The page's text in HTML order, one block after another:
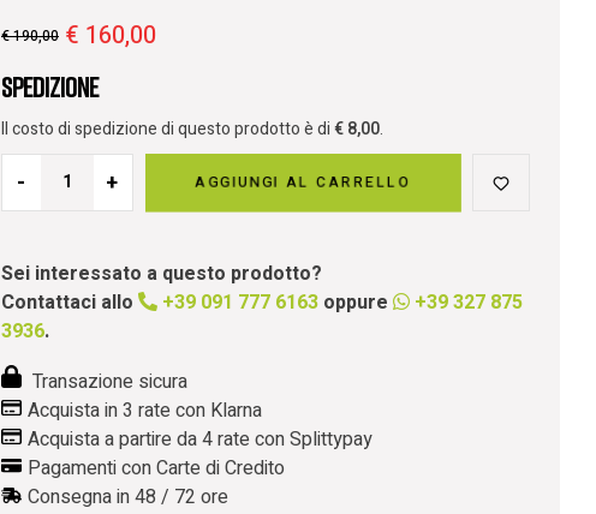
€190,00 € 160,00
Spedizione
Il costo di spedizione di questo prodotto è di€8,00.
- + AGGIUNGI AL CARRELLO
Sei interessato a questo prodotto?
Contattaci allo
+39 091 777 6163 oppure
+39 327 875
3936.
Transazione sicura
Acquista in 3 rate con Klarna
Acquista a partire da 4 rate con Splittypay
Pagamenti con Carte di Credito
Consegna in 48 / 72 ore